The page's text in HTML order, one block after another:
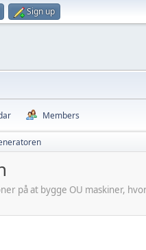
Sign up
Members
på at bygge OU maskiner,